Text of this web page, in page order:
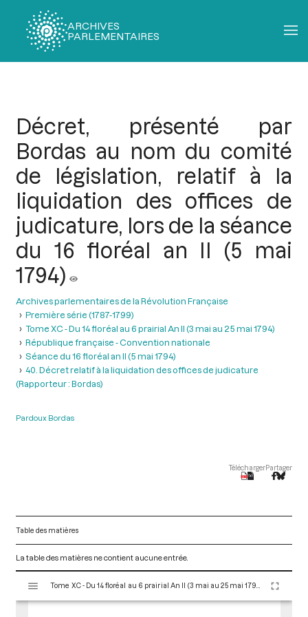
ARCHIVES
PARLEMENTAIRES
Décret, présenté par
Bordas au nom du comité
de législation, relatif à la
liquidation des offices de
judicature, lors de la séance
du 16 floréal an II (5 mai
1794)
Archives parlementaires de la Révolution Française
Première série (1787-1799)
Tome XC - Du 14 floréal au 6 prairial An II (3 mai au 25 mai 1794)
République française - Convention nationale
Séance du 16 floréal an II (5 mai 1794)
40. Décret relatif à la liquidation des offices de judicature
(Rapporteur : Bordas)
Pardoux Bordas
TéléchargerPartager
Table des matières
La table des matières ne contient aucune entrée.
s